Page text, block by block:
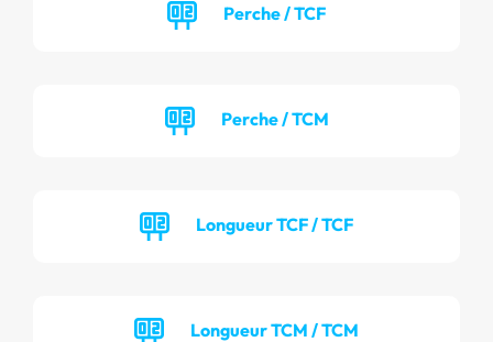
Perche / TCF
Perche / TCM
Longueur TCF / TCF
Longueur TCM / TCM